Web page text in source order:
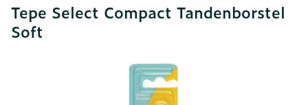
Tepe Select Compact Tandenborstel
Soft